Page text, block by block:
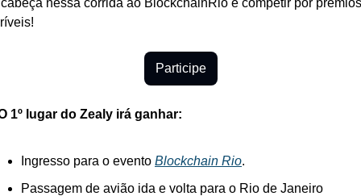
Participe
1º lugar do Zealy irá ganhar:
Ingresso para o evento Blockchain Rio.
Passagem de avião ida e volta para o Rio de Janeiro